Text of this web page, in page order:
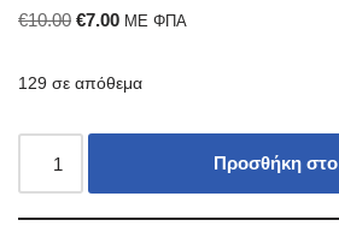
€10.00 €7.00 ΜΕ ΦΠΑ
129 σε απόθεμα
Προσθήκη στο